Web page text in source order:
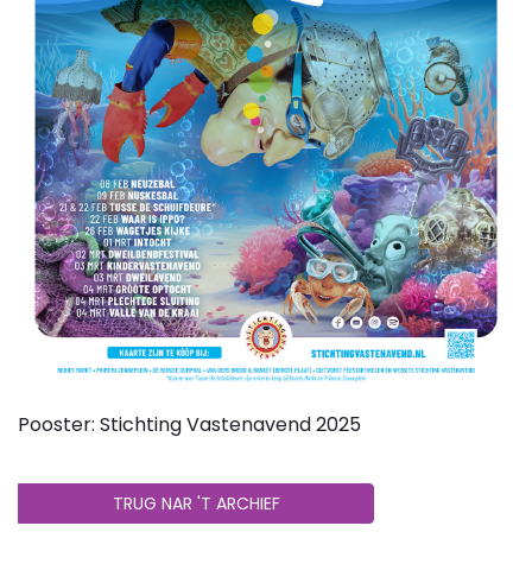
Pooster: Stichting Vastenavend 2025
TRUG NAR 'T ARCHIEF